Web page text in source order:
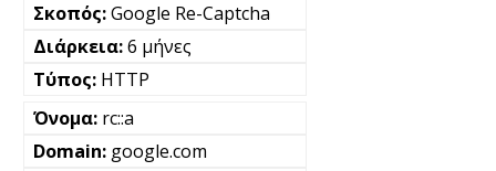
Google Re-Captcha
6 μήνες
HTTP
rc::a
google.com